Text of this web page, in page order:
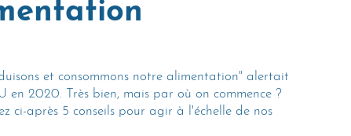
et consommons notre alimentation" alertait
2020. Très bien, mais par où on commence ?
ci-après 5 conseils pour agir à l'échelle de nos